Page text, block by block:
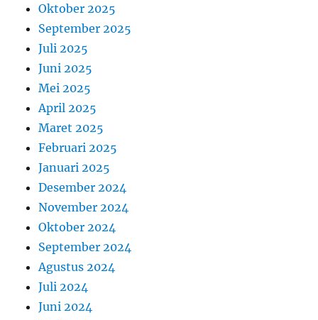
Oktober 2025
September 2025
Juli 2025
Juni 2025
Mei 2025
April 2025
Maret 2025
Februari 2025
Januari 2025
Desember 2024
November 2024
Oktober 2024
September 2024
Agustus 2024
Juli 2024
Juni 2024